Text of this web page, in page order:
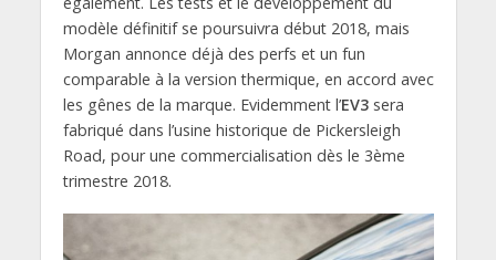
modèle définitif se poursuivra début 2018, mais
Morgan annonce déjà des perfs et un fun
comparable à la version thermique, en accord avec
les gênes de la marque. Evidemment l’EV3sera
fabriqué dans l’usine historique de Pickersleigh
Road, pour une commercialisation dès le 3ème
trimestre 2018.